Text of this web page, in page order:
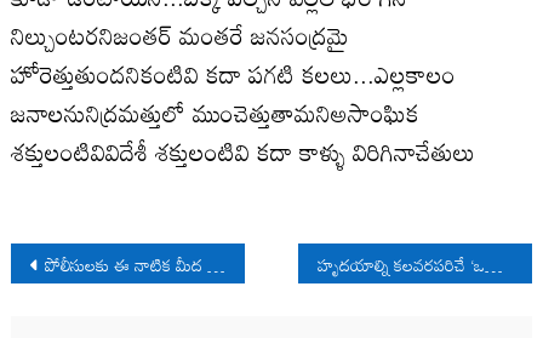
నిల్చుంటరనిజంతర్ మంతరే జనసంద్రమై
హోరెత్తుతుందనికంటివి కదా పగటి కలలు...ఎల్లకాలం
జనాలనునిద్రమత్తులో ముంచెత్తుతామనిఅసాంఘిక
శక్తులంటివివిదేశీ శక్తులంటివి కదా కాళ్ళు విరిగినాచేతులు
Post
navigation
పోలీసులకు ఈ నాటిక మీద కోపమెందుకు ? హృదయాల్ని కలవరపరిచే ‘ఒసామా’